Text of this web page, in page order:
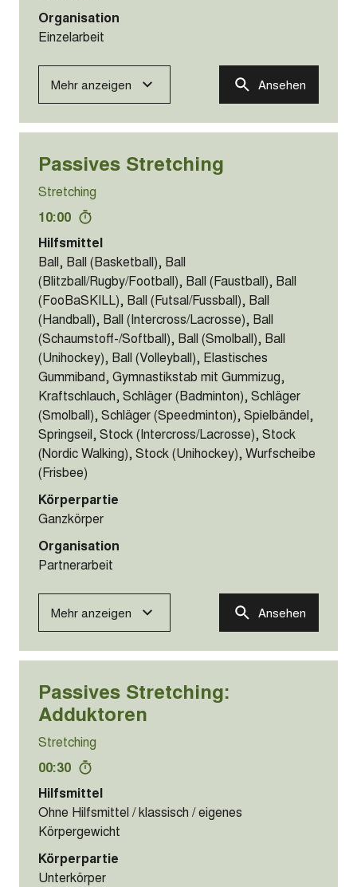
Organisation
Einzelarbeit
Mehr anzeigen Ansehen
Passives Stretching
Stretching
10:00
Hilfsmittel
Ball, Ball (Basketball), Ball
(Blitzball/Rugby/Football), Ball (Faustball), Ball
(FooBaSKILL), Ball (Futsal/Fussball), Ball
(Handball), Ball (Intercross/Lacrosse), Ball
(Schaumstoff-/Softball), Ball (Smolball), Ball
(Unihockey), Ball (Volleyball), Elastisches
Gummiband, Gymnastikstab mit Gummizug,
Kraftschlauch, Schläger (Badminton), Schläger
(Smolball), Schläger (Speedminton), Spielbändel,
Springseil, Stock (Intercross/Lacrosse), Stock
(Nordic Walking), Stock (Unihockey), Wurfscheibe
(Frisbee)
Körperpartie
Ganzkörper
Organisation
Partnerarbeit
Mehr anzeigen Ansehen
Passives Stretching:
Adduktoren
Stretching
00:30
Hilfsmittel
Ohne Hilfsmittel / klassisch / eigenes
Körpergewicht
Körperpartie
Unterkörper